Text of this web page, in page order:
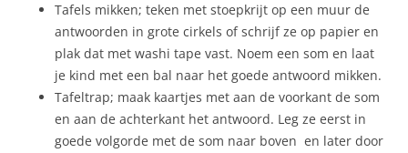
Tafels mikken; teken met stoepkrijt op een muur de
antwoorden in grote cirkels of schrijf ze op papier en
plak dat met washi tape vast. Noem een som en laat
je kind met een bal naar het goede antwoord mikken.
Tafeltrap; maak kaartjes met aan de voorkant de som
en aan de achterkant het antwoord. Leg ze eerst in
goede volgorde met de som naar boven en later door